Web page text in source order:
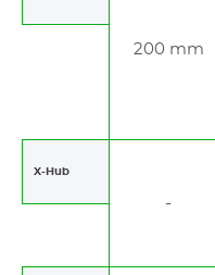
200 mm
X-Hub